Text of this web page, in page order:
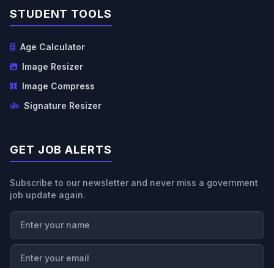
STUDENT TOOLS
Age Calculator
Image Resizer
Image Compress
Signature Resizer
GET JOB ALERTS
Subscribe to our newsletter and never miss a government
job update again.